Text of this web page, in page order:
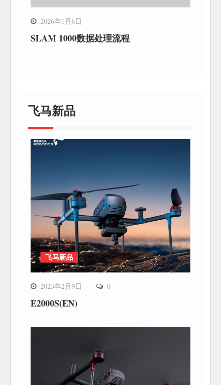
2026年1月6日
SLAM 1000数据处理流程
飞马新品
飞马新品
2023年2月9日 0
E2000S(EN)